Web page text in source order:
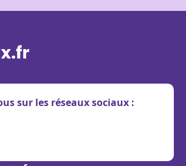
sur les réseaux sociaux :